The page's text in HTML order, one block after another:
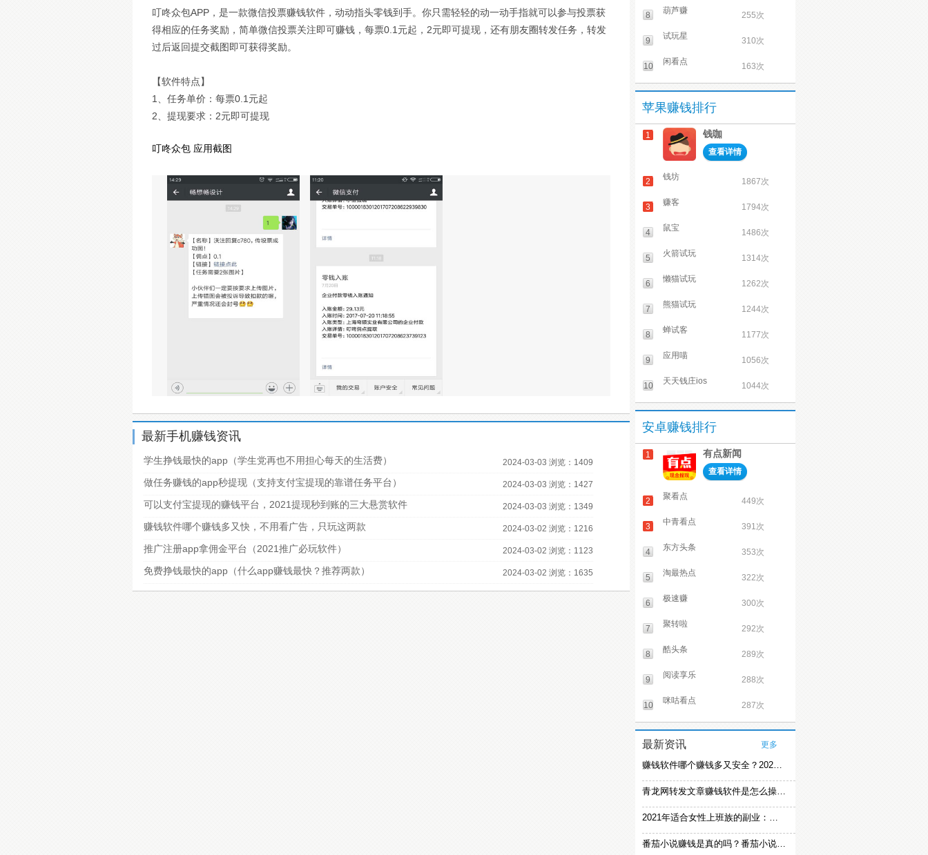
叮咚众包APP，是一款微信投票赚钱软件，动动指头零钱到手。你只需轻轻的动一动手指就可以参与投票获
得相应的任务奖励，简单微信投票关注即可赚钱，每票0.1元起，2元即可提现，还有朋友圈转发任务，转发
过后返回提交截图即可获得奖励。
【软件特点】
1、任务单价：每票0.1元起
2、提现要求：2元即可提现
叮咚众包 应用截图
最新手机赚钱资讯
学生挣钱最快的app（学生党再也不用担心每天的生活费） 2024-03-03 浏览：1409
做任务赚钱的app秒提现（支持支付宝提现的靠谱任务平台） 2024-03-03 浏览：1427
可以支付宝提现的赚钱平台，2021提现秒到账的三大悬赏软件 2024-03-03 浏览：1349
赚钱软件哪个赚钱多又快，不用看广告，只玩这两款 2024-03-02 浏览：1216
推广注册app拿佣金平台（2021推广必玩软件） 2024-03-02 浏览：1123
免费挣钱最快的app（什么app赚钱最快？推荐两款） 2024-03-02 浏览：1635
8 葫芦赚 255次
9 试玩星 310次
10 闲看点 163次
苹果赚钱排行
1 钱咖
查看详情
2 钱坊 1867次
3 赚客 1794次
4 鼠宝 1486次
5 火箭试玩 1314次
6 懒猫试玩 1262次
7 熊猫试玩 1244次
8 蝉试客 1177次
9 应用喵 1056次
10 天天钱庄ios 1044次
安卓赚钱排行
1 有点新闻
查看详情
2 聚看点 449次
3 中青看点 391次
4 东方头条 353次
5 淘最热点 322次
6 极速赚 300次
7 聚转啦 292次
8 酷头条 289次
9 阅读享乐 288次
10 咪咕看点 287次
最新资讯 更多
赚钱软件哪个赚钱多又安全？2021精选赚钱软件
青龙网转发文章赚钱软件是怎么操作的？
2021年适合女性上班族的副业：女生在家赚钱兼职推荐
番茄小说赚钱是真的吗？番茄小说怎么操作赚钱